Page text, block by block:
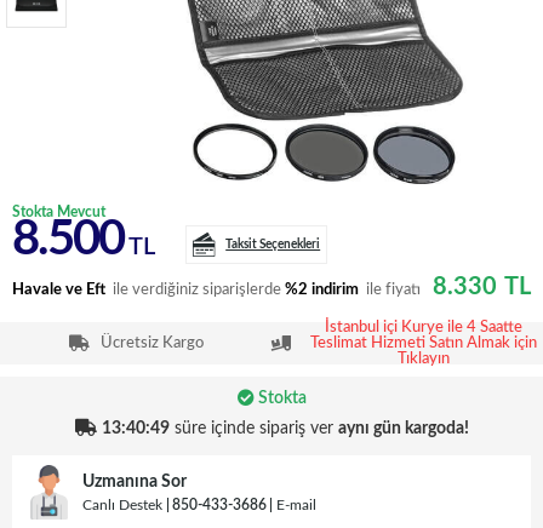
Stokta Mevcut
8.500TL Taksit Seçenekleri
Havale ve Eft ile verdiğiniz siparişlerde %2 indirim ile fiyatı 8.330 TL
Ücretsiz Kargo
İstanbul içi Kurye ile 4 Saatte
Teslimat Hizmeti Satın Almak için
Tıklayın
Stokta
13:40:49süre içinde sipariş ver aynı gün kargoda!
Uzmanına Sor
Canlı Destek 850-433-3686 E-mail